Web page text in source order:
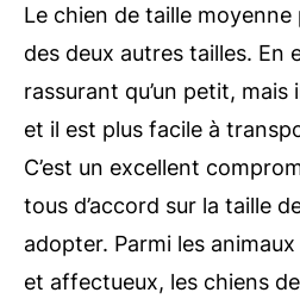
Le chien de taille
des deux autres tailles. En
rassurant qu’un petit,
et il est plus facile à
C’est un excellent
tous d’accord sur la taille
adopter. Parmi les
et affectueux, les chiens